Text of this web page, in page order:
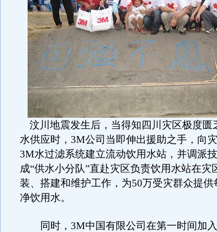
汶川地震发生后，当得知四川灾区极度匮
水供应时，3M公司当即伸出援助之手，向
3M水过滤系统建立流动饮用水站，并调派
成“供水小分队”直赴灾区负责饮用水站在灾
装、搭建和维护工作，为50万受灾群众提
净饮用水。
同时，3M中国有限公司在第一时间加